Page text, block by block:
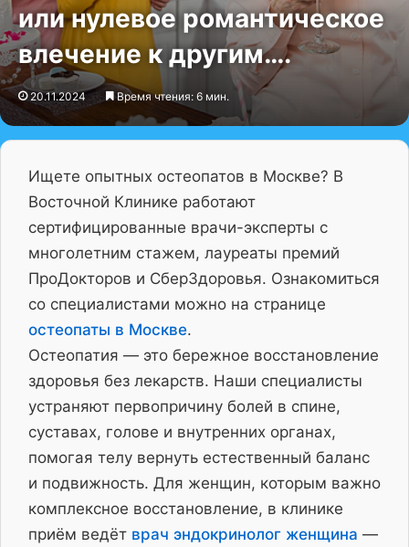
или нулевое романтическое
влечение к другим….
20.11.2024 Время чтения: 6 мин.
Ищете опытных остеопатов в Москве? В
Восточной Клинике работают
сертифицированные врачи-эксперты с
многолетним стажем, лауреаты премий
ПроДокторов и СберЗдоровья. Ознакомиться
со специалистами можно на странице
остеопаты в Москве.
Остеопатия — это бережное восстановление
здоровья без лекарств. Наши специалисты
устраняют первопричину болей в спине,
суставах, голове и внутренних органах,
помогая телу вернуть естественный баланс
и подвижность. Для женщин, которым важно
комплексное восстановление, в клинике
приём ведёт врач эндокринолог женщина —